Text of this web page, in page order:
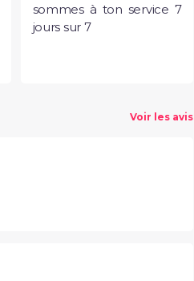
sommes à ton service 7
jours sur 7
Voir les avis